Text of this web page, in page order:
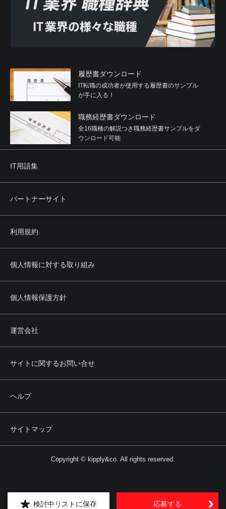
検討中リストに保存 応募する
履歴書ダウンロード
IT転職の成功者が使用する履歴書のサンプル
が手に入る！
職務経歴書ダウンロード
全16職種の解説つき職務経歴書サンプルをダ
ウンロード可能
IT用語集
パートナーサイト
利用規約
個人情報に対する取り組み
個人情報保護方針
運営会社
サイトに関するお問い合せ
ヘルプ
サイトマップ
Copyright © kipply&co. All rights reserved.